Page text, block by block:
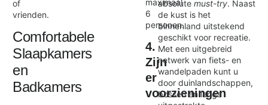
of
vrienden.
Comfortabele
Slaapkamers
en
Badkamers
6
personen.
4.
Zijn
er
voorzieningen
absolute must-try. Naast
de kust is het
binnenland uitstekend
geschikt voor recreatie.
Met een uitgebreid
netwerk van fiets- en
wandelpaden kunt u
door duinlandschappen,
bossen en langs